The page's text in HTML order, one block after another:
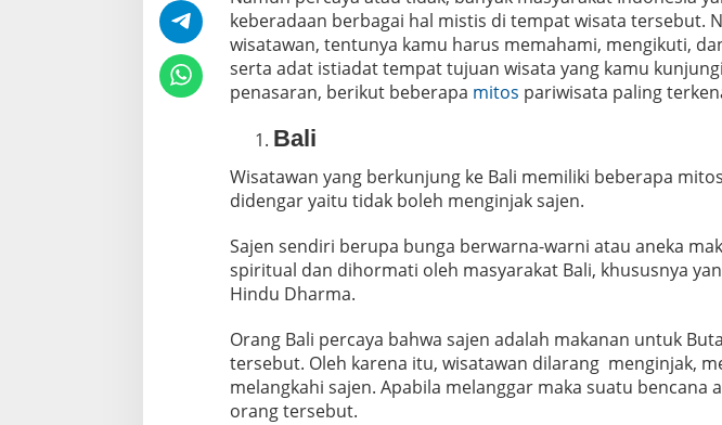
s
i
h
D
i
p
c
y
a
keberadaan berbagai hal mistis di tempat wisata tersebut.
wisatawan, tentunya kamu harus memahami, mengikuti,
serta adat istiadat tempat tujuan wisata yang kamu
penasaran, berikut beberapa mitos pariwisata paling
Bali
Wisatawan yang berkunjung ke Bali memiliki beberapa
didengar yaitu tidak boleh menginjak sajen.
Sajen sendiri berupa bunga berwarna-warni atau aneka
spiritual dan dihormati oleh masyarakat Bali, khususnya
Hindu Dharma.
Orang Bali percaya bahwa sajen adalah makanan untuk
tersebut. Oleh karena itu, wisatawan dilarang menginjak,
melangkahi sajen. Apabila melanggar maka suatu bencana
orang tersebut.